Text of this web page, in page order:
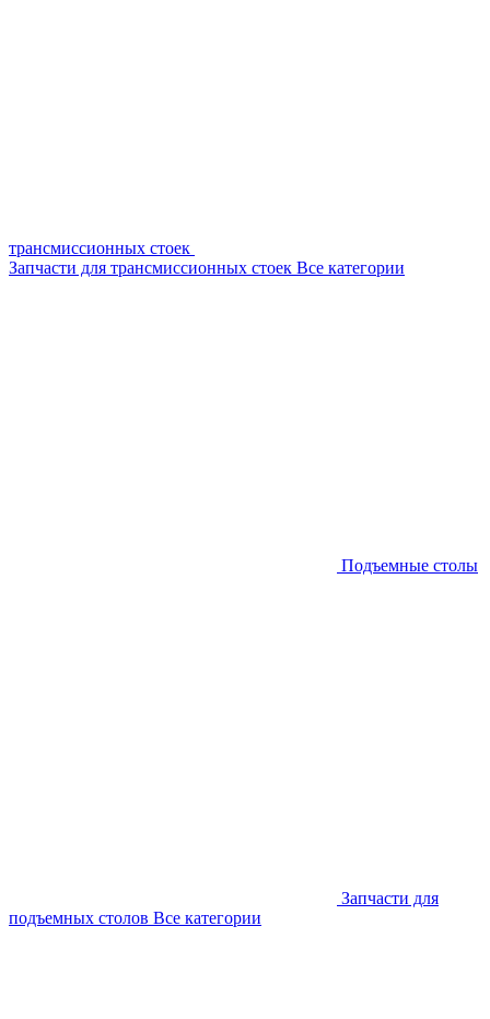
трансмиссионных стоек
Запчасти для трансмиссионных стоек Все категории
Подъемные столы
Запчасти для
подъемных столов Все категории